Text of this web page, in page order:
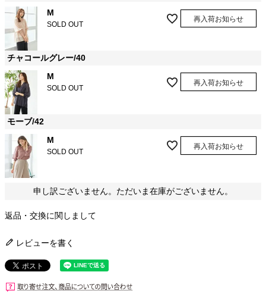
M
SOLD OUT
再入荷お知らせ
チャコールグレー/40
M
SOLD OUT
再入荷お知らせ
モーブ/42
M
SOLD OUT
再入荷お知らせ
申し訳ございません。ただいま在庫がございません。
返品・交換に関しまして
レビューを書く